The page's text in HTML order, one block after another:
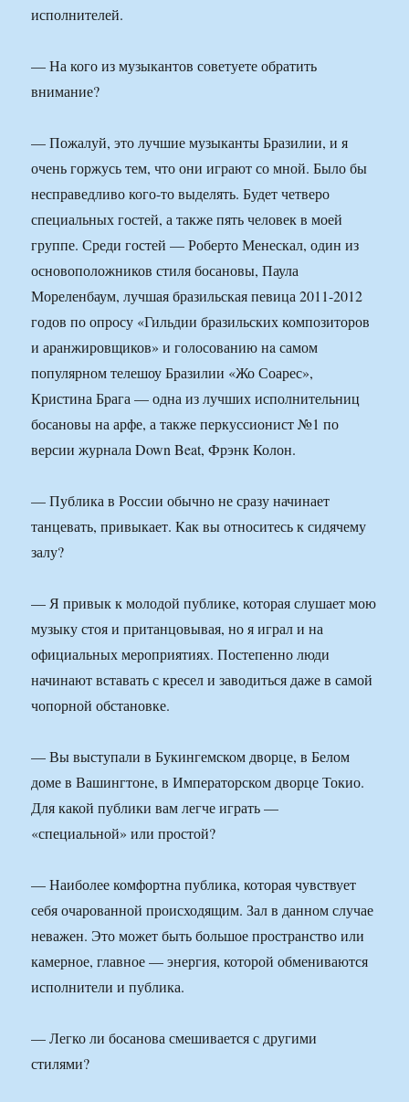
исполнителей.
— На кого из музыкантов советуете обратить
внимание?
— Пожалуй, это лучшие музыканты Бразилии, и я
очень горжусь тем, что они играют со мной. Было бы
несправедливо кого-то выделять. Будет четверо
специальных гостей, а также пять человек в моей
группе. Среди гостей — Роберто Менескал, один из
основоположников стиля босановы, Паула
Мореленбаум, лучшая бразильская певица 2011-2012
годов по опросу «Гильдии бразильских композиторов
и аранжировщиков» и голосованию нa самом
популярном телешоу Бразилии «Жо Соарес»,
Кристина Брага — одна из лучших исполнительниц
босановы на арфе, а также перкуссионист №1 по
версии журнала Down Beat, Фрэнк Колон.
— Публика в России обычно не сразу начинает
танцевать, привыкает. Как вы относитесь к сидячему
залу?
— Я привык к молодой публике, которая слушает мою
музыку стоя и пританцовывая, но я играл и на
официальных мероприятиях. Постепенно люди
начинают вставать с кресел и заводиться даже в самой
чопорной обстановке.
— Вы выступали в Букингемском дворце, в Белом
доме в Вашингтоне, в Императорском дворце Токио.
Для какой публики вам легче играть —
«специальной» или простой?
— Наиболее комфортна публика, которая чувствует
себя очарованной происходящим. Зал в данном случае
неважен. Это может быть большое пространство или
камерное, главное — энергия, которой обмениваются
исполнители и публика.
— Легко ли босанова смешивается с другими
стилями?